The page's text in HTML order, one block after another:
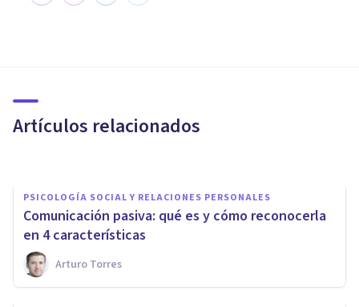
Artículos relacionados
definen
PSICOLOGÍA SOCIAL Y RELACIONES PERSONALES
Comunicación pasiva: qué es y cómo reconocerla
en 4 características
Arturo Torres